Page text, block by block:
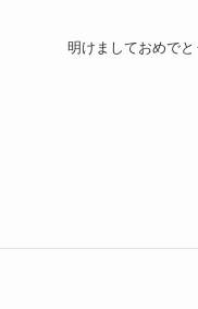
明けましておめで